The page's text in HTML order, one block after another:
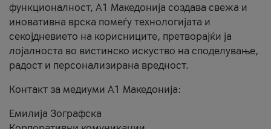
функционалност, А1 Македонија создава свежа и
иновативна врска помеѓу технологијата и
секојдневието на корисниците, претворајќи ја
лојалноста во вистинско искуство на споделување,
радост и персонализирана вредност.
Контакт за медиуми А1 Македонија:
Емилија Зографска